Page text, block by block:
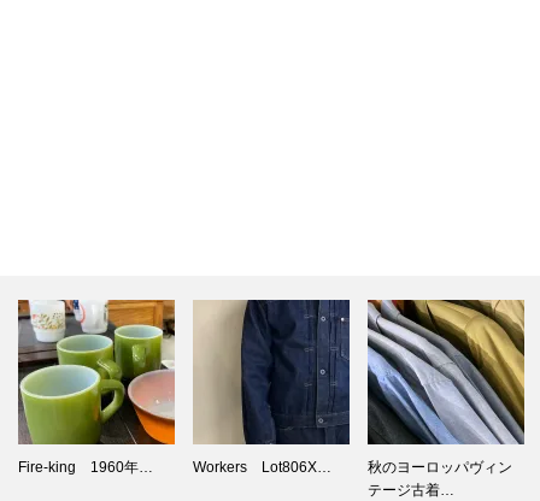
Workers Lot806X…
秋のヨーロッパヴィン
Fire-king デッドス
ト…